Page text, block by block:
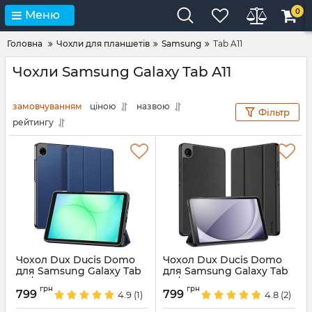
Меню 0
Головна Чохли для планшетів Samsung Tab A11
Чохли Samsung Galaxy Tab A11
замовчуванням ціною
назвою
рейтингу
Фільтр
Чохол Dux Ducis Domo
для Samsung Galaxy Tab
A11/A9 (8.7'') DarkBlue
Артикул: 87401
799 грн
4.9 (1)
Чохол Dux Ducis Domo
для Samsung Galaxy Tab
A11/A9 (8.7'') Black
Артикул: 87401
799 грн
4.8 (2)